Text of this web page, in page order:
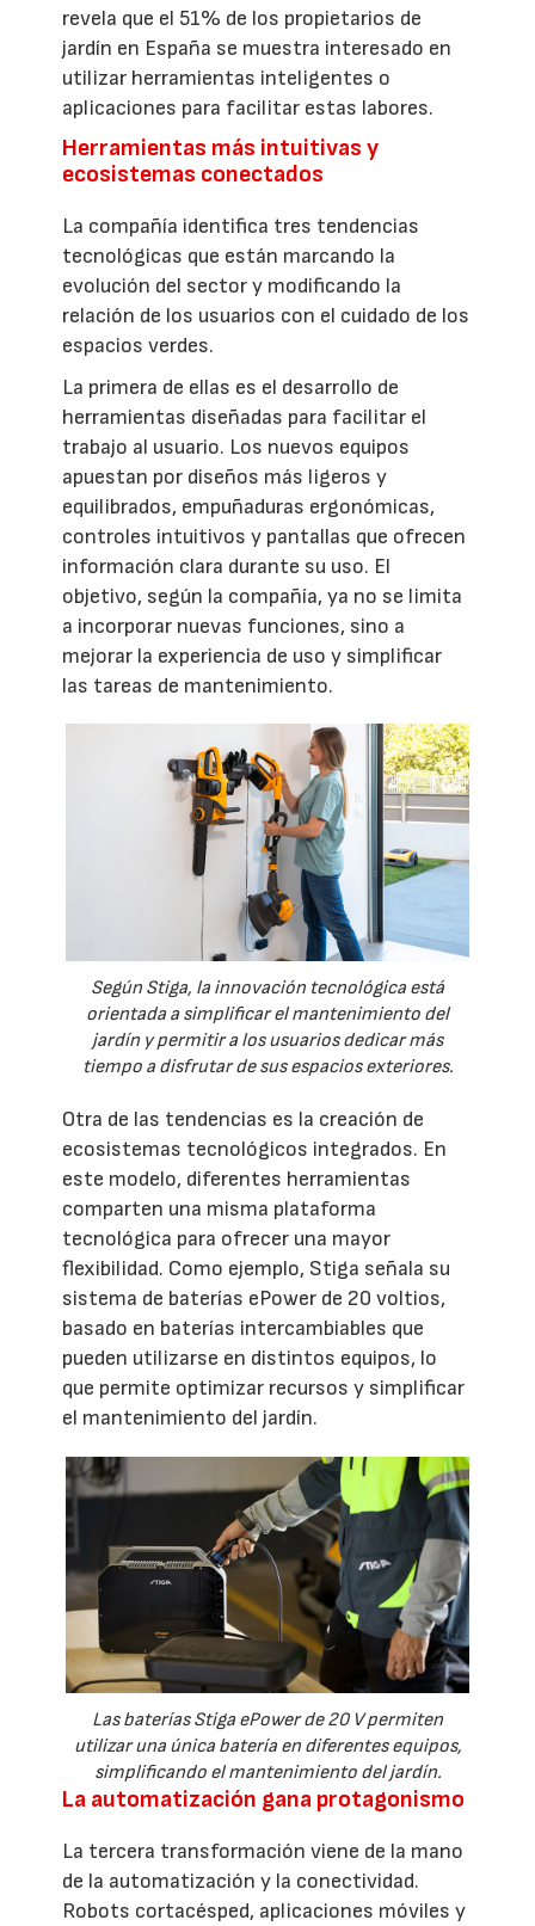
revela que el 51% de los propietarios de
jardín en España se muestra interesado en
utilizar herramientas inteligentes o
aplicaciones para facilitar estas labores.
Herramientas más intuitivas y
ecosistemas conectados
La compañía identifica tres tendencias
tecnológicas que están marcando la
evolución del sector y modificando la
relación de los usuarios con el cuidado de los
espacios verdes.
La primera de ellas es el desarrollo de
herramientas diseñadas para facilitar el
trabajo al usuario. Los nuevos equipos
apuestan por diseños más ligeros y
equilibrados, empuñaduras ergonómicas,
controles intuitivos y pantallas que ofrecen
información clara durante su uso. El
objetivo, según la compañía, ya no se limita
a incorporar nuevas funciones, sino a
mejorar la experiencia de uso y simplificar
las tareas de mantenimiento.
Según Stiga, la innovación tecnológica está
orientada a simplificar el mantenimiento del
jardín y permitir a los usuarios dedicar más
tiempo a disfrutar de sus espacios exteriores.
Otra de las tendencias es la creación de
ecosistemas tecnológicos integrados. En
este modelo, diferentes herramientas
comparten una misma plataforma
tecnológica para ofrecer una mayor
flexibilidad. Como ejemplo, Stiga señala su
sistema de baterías ePower de 20 voltios,
basado en baterías intercambiables que
pueden utilizarse en distintos equipos, lo
que permite optimizar recursos y simplificar
el mantenimiento del jardín.
Las baterías Stiga ePower de 20 V permiten
utilizar una única batería en diferentes equipos,
simplificando el mantenimiento del jardín.
La automatización gana protagonismo
La tercera transformación viene de la mano
de la automatización y la conectividad.
Robots cortacésped, aplicaciones móviles y